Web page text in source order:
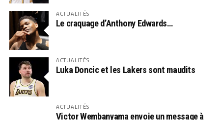
ACTUALITÉS
Le craquage d’Anthony Edwards…
ACTUALITÉS
Luka Doncic et les Lakers sont maudits
ACTUALITÉS
Victor Wembanyama envoie un message à